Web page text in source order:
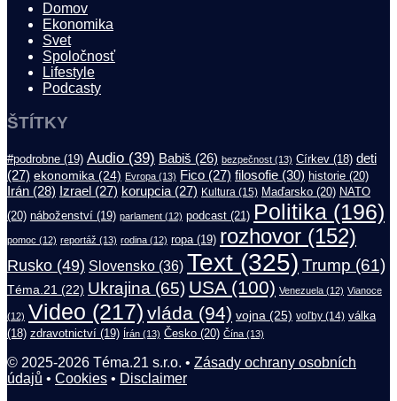
Domov
Ekonomika
Svet
Spoločnosť
Lifestyle
Podcasty
ŠTÍTKY
#podrobne (19) Audio (39) Babiš (26) bezpečnost (13) Církev (18) deti
(27) ekonomika (24) Evropa (13) Fico (27) filosofie (30) historie (20)
Irán (28) Izrael (27) korupcia (27) Kultura (15) Maďarsko (20) NATO
(20) náboženství (19) parlament (12) podcast (21) Politika (196)
pomoc (12) reportáž (13) rodina (12) ropa (19) rozhovor (152)
Rusko (49) Slovensko (36) Text (325) Trump (61)
Téma.21 (22) Ukrajina (65) USA(100) Venezuela (12) Vianoce
(12) Video (217) vláda (94) vojna (25) voľby (14) válka
(18) zdravotnictví (19) Írán (13) Česko (20) Čína (13)
© 2025-2026 Téma.21 s.r.o. • Zásady ochrany osobních
údajů • Cookies • Disclaimer